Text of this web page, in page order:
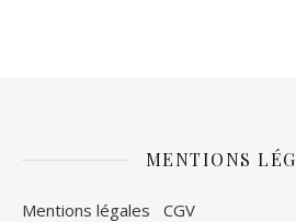
MENTIONS
Mentions légales CGV